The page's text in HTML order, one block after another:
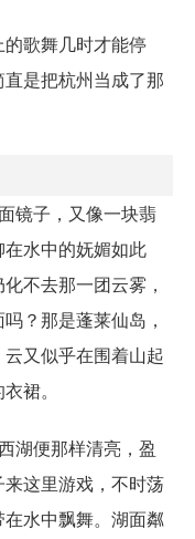
歌舞几时才能停
是把杭州当成了那
镜子，又像一块翡
水中的妩媚如此
不去那一团云雾，
？那是蓬莱仙岛，
又似乎在围着山起
裙。
湖便那样清亮，盈
这里游戏，不时荡
水中飘舞。湖面粼